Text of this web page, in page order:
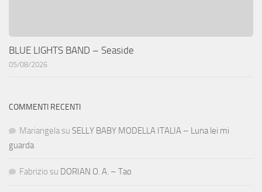
BLUE LIGHTS BAND – Seaside
05/08/2026
COMMENTI RECENTI
Mariangela su SELLY BABY MODELLA ITALIA – Luna lei mi
guarda
Fabrizio su DORIAN O. A. – Tao